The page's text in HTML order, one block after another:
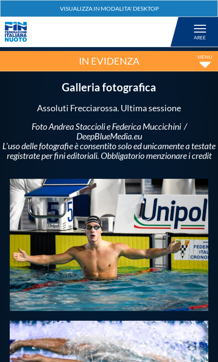
Nuoto
Pallanuoto
Tuffi
Artistico
Salvamento
Master
Formazione
GUG
Scuole Nuoto
Propaganda
IN EVIDENZA
Galleria fotografica
Assoluti Frecciarossa. Ultima sessione
Foto Andrea Staccioli e Federica Muccichini /
DeepBlueMedia.eu
L'uso delle fotografie è consentito solo ed unicamente a testate
registrate per fini editoriali. Obbligatorio menzionare i credit